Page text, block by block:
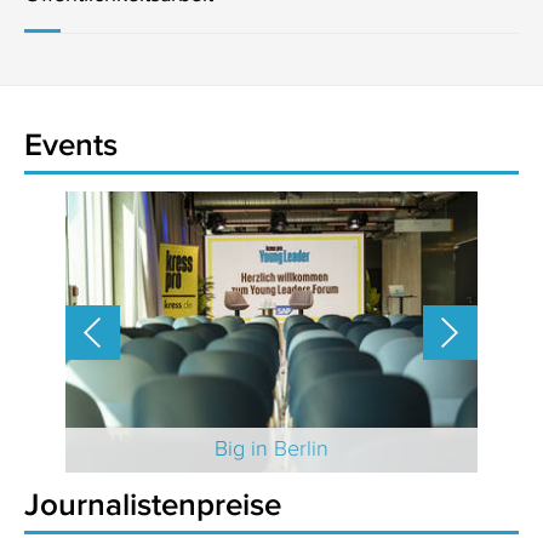
Events
Big in Berlin
Journalistenpreise